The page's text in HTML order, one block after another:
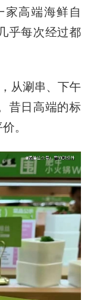
高端海鲜自
乎每次经过都
从涮串、下午
昔日高端的标
。